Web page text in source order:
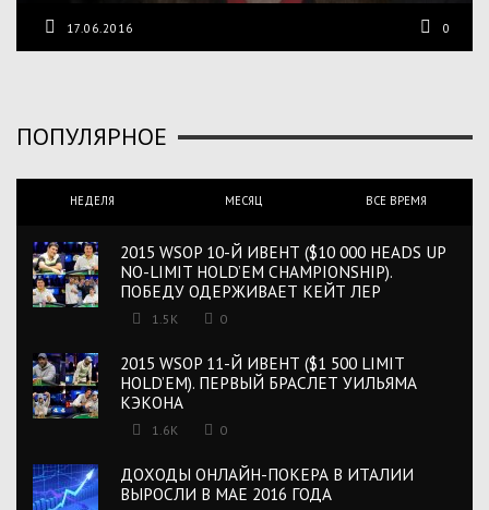
17.06.2016 0
ПОПУЛЯРНОЕ
НЕДЕЛЯ МЕСЯЦ ВСЕ ВРЕМЯ
2015 WSOP 10-Й ИВЕНТ ($10 000 HEADS UP
NO-LIMIT HOLD’EM CHAMPIONSHIP).
ПОБЕДУ ОДЕРЖИВАЕТ КЕЙТ ЛЕР
1.5K 0
2015 WSOP 11-Й ИВЕНТ ($1 500 LIMIT
HOLD’EM). ПЕРВЫЙ БРАСЛЕТ УИЛЬЯМА
КЭКОНА
1.6K 0
ДОХОДЫ ОНЛАЙН-ПОКЕРА В ИТАЛИИ
ВЫРОСЛИ В МАЕ 2016 ГОДА